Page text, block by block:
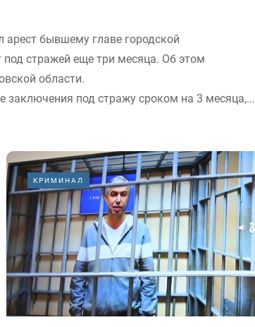
бывшему главе городской
стражей еще три месяца. Об этом
области.
заключения под стражу сроком на 3 месяца,...
КРИМИНАЛ